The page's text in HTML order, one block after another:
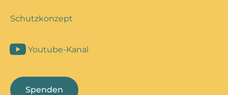
Schutzkonzept
Youtube-Kanal
Spenden